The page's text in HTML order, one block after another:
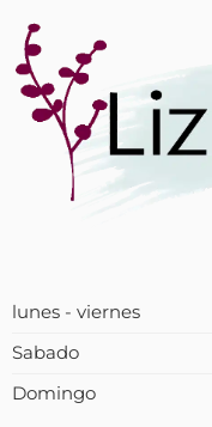
lunes - viernes
Sabado
Domingo